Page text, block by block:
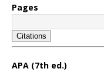
Pages
Citations
APA (7th ed.)